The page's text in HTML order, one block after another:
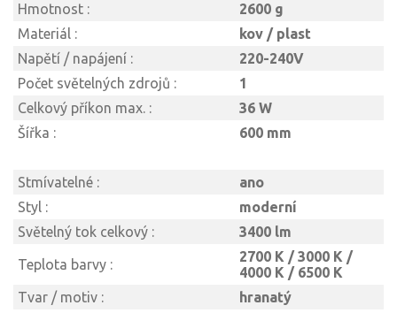
Hmotnost :
2600 g
Materiál :
kov / plast
Napětí / napájení :
220-240V
Počet světelných zdrojů :
1
Celkový příkon max. :
36 W
Šířka :
600 mm
Stmívatelné :
ano
Styl :
moderní
Světelný tok celkový :
3400 lm
Teplota barvy :
2700 K / 3000 K /
4000 K / 6500 K
Tvar / motiv :
hranatý